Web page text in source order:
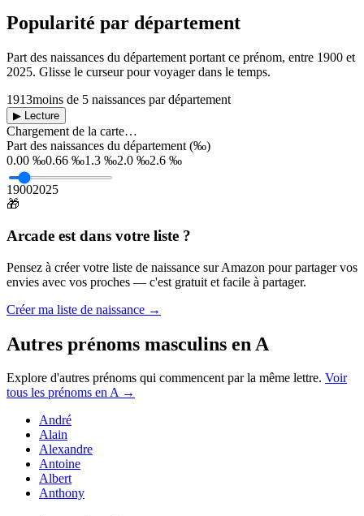
Popularité par département
Part des naissances du département portant ce prénom, entre 1900 et
2025. Glisse le curseur pour voyager dans le temps.
1913moins de 5 naissances par département
▶ Lecture
Chargement de la carte…
Part des naissances du département (‰)
0.00 ‰0.66 ‰1.3 ‰2.0 ‰2.6 ‰
19002025
🎁
Arcade est dans votre liste ?
Pensez à créer votre liste de naissance sur Amazon pour partager vos
envies avec vos proches — c'est gratuit et facile à partager.
Créer ma liste de naissance →
Autres prénoms masculins en A
Explore d'autres prénoms qui commencent par la même lettre. Voir
tous les prénoms enA→
André
Alain
Alexandre
Antoine
Albert
Anthony